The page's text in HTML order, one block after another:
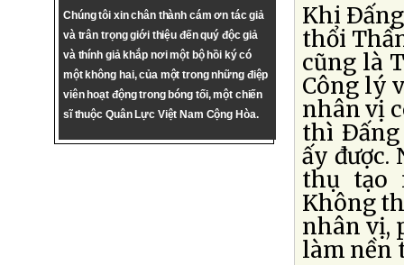
Chúng tôi xin chân thành cám ơn tác giả
và trân trọng giới thiệu đến quý độc giả
và thính giả khắp nơi một bộ hồi ký có
một không hai, của một trong những điệp
viên hoạt động trong bóng tối, một chiến
sĩ thuộc Quân Lực Việt Nam Cộng Hòa.
Khi
thổi
cũng là
Công lý
nhân vị
thì Ðấng
ấy được.
thụ tạo
Không
nhân vị,
làm nền